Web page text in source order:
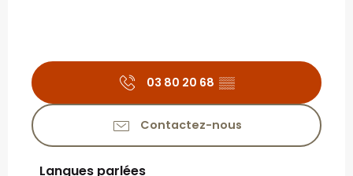
03 80 20 68 ▒▒
Contactez-nous
Langues parlées
Langues parlées